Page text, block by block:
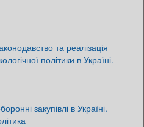
та реалізація
політики в Україні.
закупівлі в Україні.